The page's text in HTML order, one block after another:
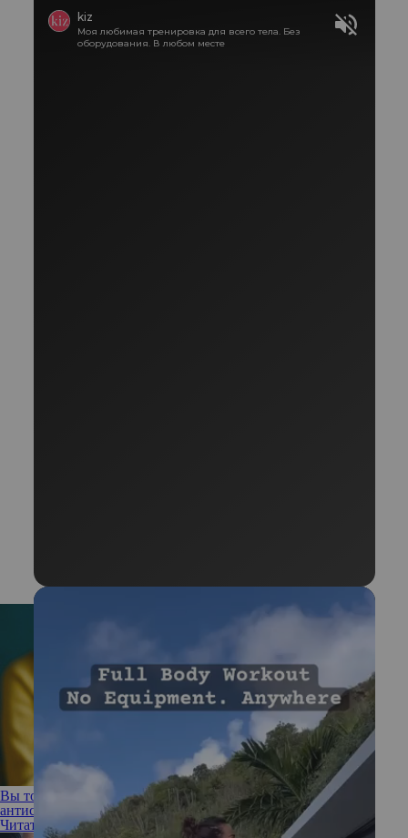
Вы тоже это делаете: привычки, которые на самом деле
антисанитарны
Читать полностью